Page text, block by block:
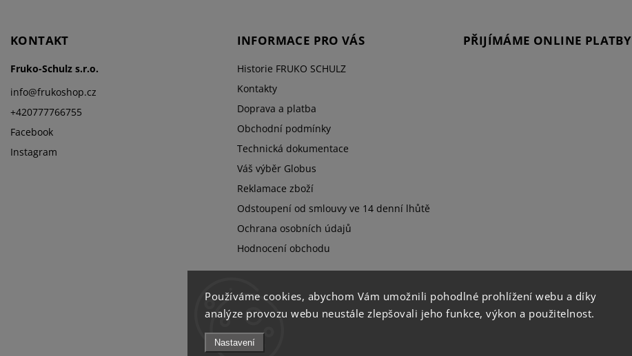
Používáme cookies, abychom Vám umožnili pohodlné prohlížení webu a díky
analýze provozu webu neustále zlepšovali jeho funkce, výkon a použitelnost.
Nastavení
KONTAKT
Fruko-Schulz s.r.o.
info@frukoshop.cz
+420777766755
Facebook
Instagram
INFORMACE PRO VÁS
Historie FRUKO SCHULZ
Kontakty
Doprava a platba
Obchodní podmínky
Technická dokumentace
Váš výběr Globus
Reklamace zboží
Odstoupení od smlouvy ve 14 denní lhůtě
Ochrana osobních údajů
Hodnocení obchodu
PŘIJÍMÁME ONLINE PLATBY
Copyright 2026Fruko-Schulz s.r.o.. Všechna práva vyhrazena.